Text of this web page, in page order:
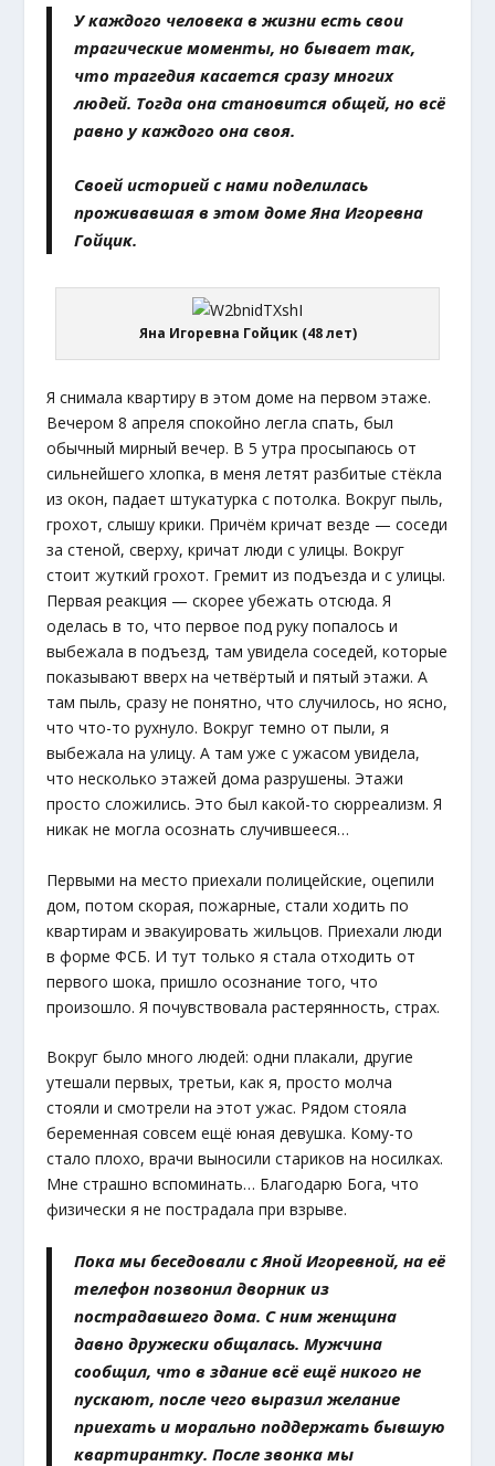
У каждого человека в жизни есть свои
трагические моменты, но бывает так,
что трагедия касается сразу многих
людей. Тогда она становится общей, но всё
равно у каждого она своя.
Своей историей с нами поделилась
проживавшая в этом доме Яна Игоревна
Гойцик.
Яна Игоревна Гойцик (48 лет)
Я снимала квартиру в этом доме на первом этаже.
Вечером 8 апреля спокойно легла спать, был
обычный мирный вечер. В 5 утра просыпаюсь от
сильнейшего хлопка, в меня летят разбитые стёкла
из окон, падает штукатурка с потолка. Вокруг пыль,
грохот, слышу крики. Причём кричат везде — соседи
за стеной, сверху, кричат люди с улицы. Вокруг
стоит жуткий грохот. Гремит из подъезда и с улицы.
Первая реакция — скорее убежать отсюда. Я
оделась в то, что первое под руку попалось и
выбежала в подъезд, там увидела соседей, которые
показывают вверх на четвёртый и пятый этажи. А
там пыль, сразу не понятно, что случилось, но ясно,
что что-то рухнуло. Вокруг темно от пыли, я
выбежала на улицу. А там уже с ужасом увидела,
что несколько этажей дома разрушены. Этажи
просто сложились. Это был какой-то сюрреализм. Я
никак не могла осознать случившееся…
Первыми на место приехали полицейские, оцепили
дом, потом скорая, пожарные, стали ходить по
квартирам и эвакуировать жильцов. Приехали люди
в форме ФСБ. И тут только я стала отходить от
первого шока, пришло осознание того, что
произошло. Я почувствовала растерянность, страх.
Вокруг было много людей: одни плакали, другие
утешали первых, третьи, как я, просто молча
стояли и смотрели на этот ужас. Рядом стояла
беременная совсем ещё юная девушка. Кому-то
стало плохо, врачи выносили стариков на носилках.
Мне страшно вспоминать… Благодарю Бога, что
физически я не пострадала при взрыве.
Пока мы беседовали с Яной Игоревной, на её
телефон позвонил дворник из
пострадавшего дома. С ним женщина
давно дружески общалась. Мужчина
сообщил, что в здание всё ещё никого не
пускают, после чего выразил желание
приехать и морально поддержать бывшую
квартирантку. После звонка мы